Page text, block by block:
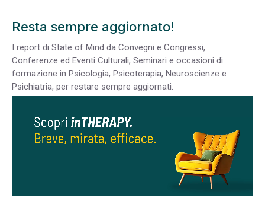
Resta sempre aggiornato!
I report di State of Mind da Convegni e Congressi,
Conferenze ed Eventi Culturali, Seminari e occasioni di
formazione in Psicologia, Psicoterapia, Neuroscienze e
Psichiatria, per restare sempre aggiornati.